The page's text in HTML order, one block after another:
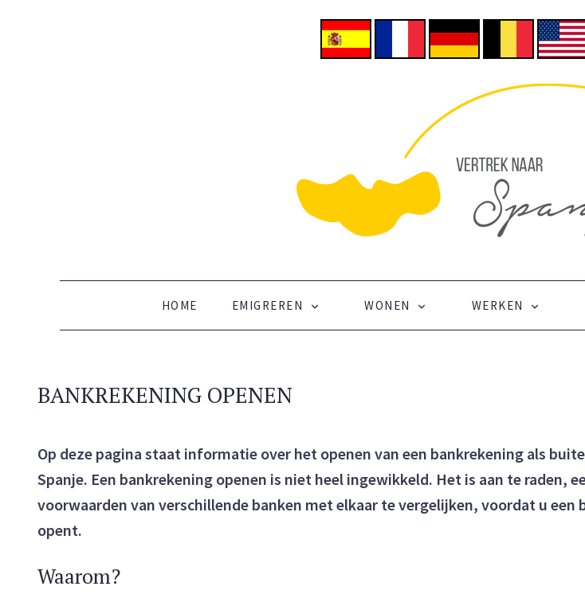
Vertrek naar Spanje
SKIP TO CONTENT
HOME EMIGREREN WONEN WERKEN
BANKREKENING OPENEN
Op deze pagina staat informatie over het openen van een bankrekening als
Spanje. Een bankrekening openen is niet heel ingewikkeld. Het is aan te raden,
voorwaarden van verschillende banken met elkaar te vergelijken, voordat u een
opent.
Waarom?